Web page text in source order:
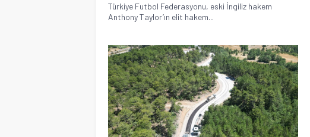
Türkiye Futbol Federasyonu, eski İngiliz hakem
Anthony Taylor’ın elit hakem...